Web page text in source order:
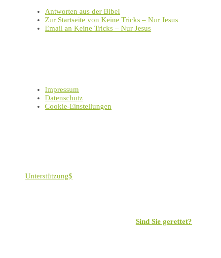
Antworten aus der Bibel
Zur Startseite von Keine Tricks – Nur Jesus
Email an Keine Tricks – Nur Jesus
Impressum
Datenschutz
Cookie-Einstellungen
Unterstützung
Sind Sie gerettet?